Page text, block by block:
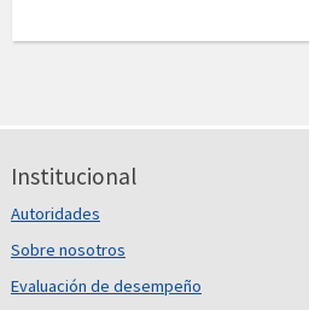
Institucional
Autoridades
Sobre nosotros
Evaluación de desempeño